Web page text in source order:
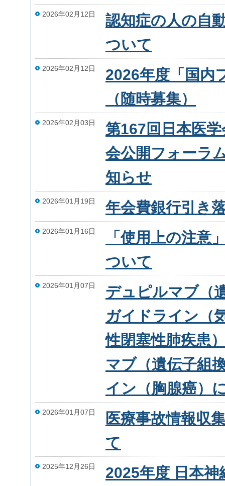
2026年02月12日
認知症の人の自
ついて
2026年02月12日
2026年度「国内
（随時募集）
2026年02月03日
第167回日本医
会公開フォーラ
知らせ
2026年01月19日 年会費銀行引き
2026年01月16日
「使用上の注意
ついて
2026年01月07日
デュピルマブ（
ガイドライン（
性閉塞性肺疾患
マブ（遺伝子組
イン（胸腺癌）
2026年01月07日
医療事故情報収
て
2025年12月26日
2025年度 日本